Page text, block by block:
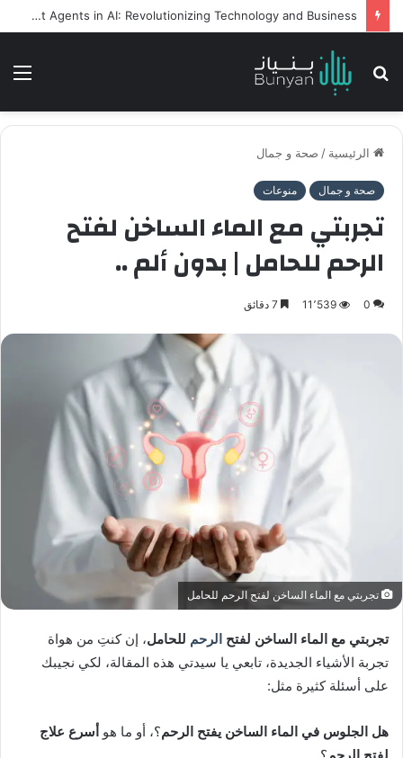
Intelligent Agents in AI: Revolutionizing Technology and Business
بحث
الرئيسية / صحة و جمال
صحة و جمال منوعات
تجربتي مع الماء الساخن لفتح
الرحم للحامل | بدون ألم ..
0 11٬539
تجربتي مع الماء الساخن لفتح الرحم للحامل
تجربتي مع الماء الساخن لفتح الرحم للحامل، إن كنتِ من هواة
تجربة الأشياء الجديدة، تابعي يا سيدتي هذه المقالة، لكي نجيبك
على أسئلة كثيرة مثل:
هل الجلوس في الماء الساخن يفتح الرحم؟، أو ما هو أسرع علاج